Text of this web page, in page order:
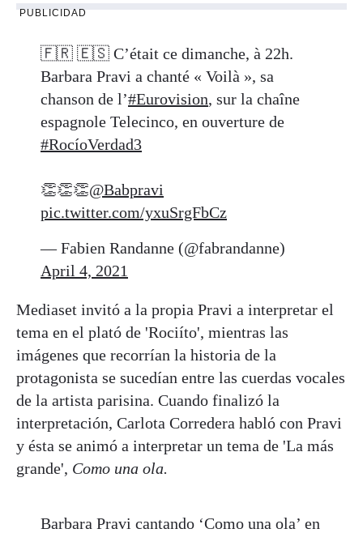
PUBLICIDAD
🇫🇷 🇪🇸 C’était ce dimanche, à 22h.
Barbara Pravi a chanté « Voilà », sa
chanson de l’#Eurovision, sur la chaîne
espagnole Telecinco, en ouverture de
#RocíoVerdad3
👏👏👏@Babpravi
pic.twitter.com/yxuSrgFbCz
— Fabien Randanne (@fabrandanne)
April 4, 2021
Mediaset invitó a la propia Pravi a interpretar el
tema en el plató de 'Rociíto', mientras las
imágenes que recorrían la historia de la
protagonista se sucedían entre las cuerdas vocales
de la artista parisina. Cuando finalizó la
interpretación, Carlota Corredera habló con Pravi
y ésta se animó a interpretar un tema de 'La más
grande', Como una ola.
Barbara Pravi cantando ‘Como una ola’ en